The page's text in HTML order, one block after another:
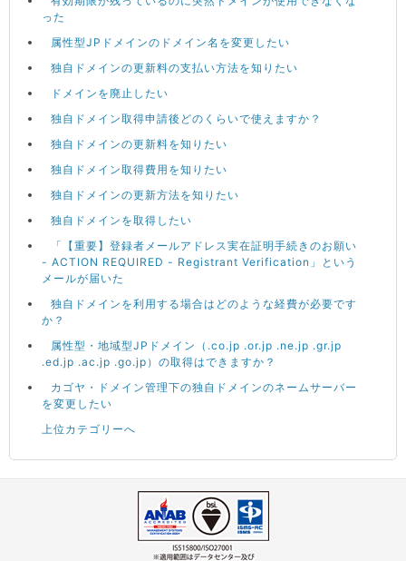
った
属性型JPドメインのドメイン名を変更したい
独自ドメインの更新料の支払い方法を知りたい
ドメインを廃止したい
独自ドメイン取得申請後どのくらいで使えますか？
独自ドメインの更新料を知りたい
独自ドメイン取得費用を知りたい
独自ドメインの更新方法を知りたい
独自ドメインを取得したい
「【重要】登録者メールアドレス実在証明手続きのお願い
- ACTION REQUIRED - Registrant Verification」という
メールが届いた
独自ドメインを利用する場合はどのような経費が必要です
か？
属性型・地域型JPドメイン（.co.jp .or.jp .ne.jp .gr.jp
.ed.jp .ac.jp .go.jp）の取得はできますか？
カゴヤ・ドメイン管理下の独自ドメインのネームサーバー
を変更したい
上位カテゴリーへ